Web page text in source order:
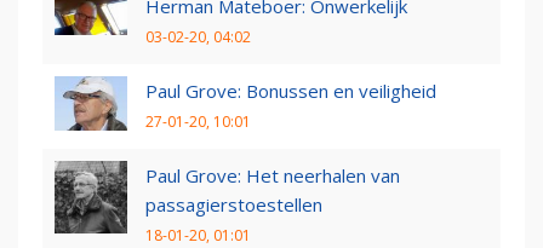
Herman Mateboer: Onwerkelijk
03-02-20, 04:02
Paul Grove: Bonussen en veiligheid
27-01-20, 10:01
Paul Grove: Het neerhalen van
passagierstoestellen
18-01-20, 01:01